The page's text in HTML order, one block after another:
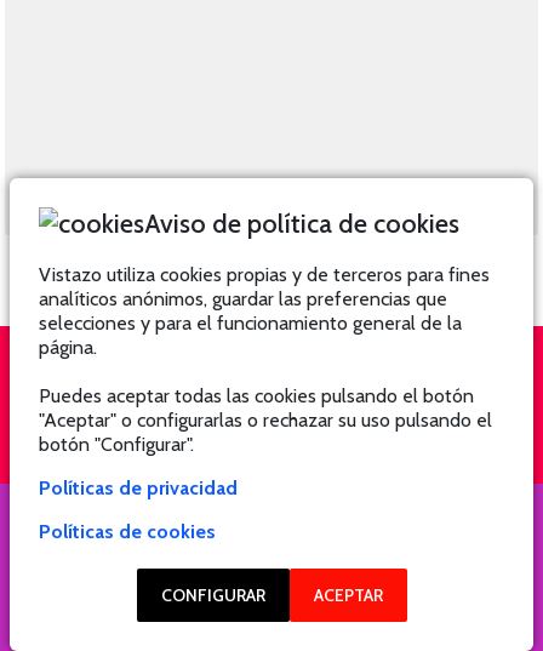
QUIÉNES SOMOS SUSCRÍBETE
Aviso de política de cookies
Vistazo utiliza cookies propias y de terceros para fines
analíticos anónimos, guardar las preferencias que
selecciones y para el funcionamiento general de la
página.
Puedes aceptar todas las cookies pulsando el botón
"Aceptar" o configurarlas o rechazar su uso pulsando el
botón "Configurar".
Políticas de privacidad
Políticas de cookies
CONFIGURAR ACEPTAR